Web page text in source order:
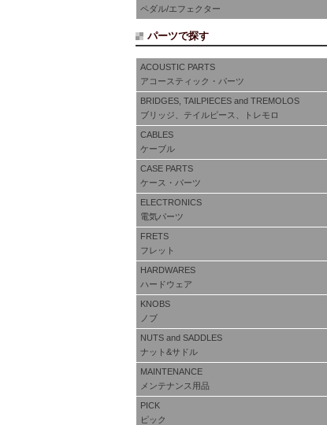
ペダル/エフェクター
パーツで探す
ACOUSTIC PARTS
アコースティック・パーツ
BRIDGES, TAILPIECES and TREMOLOS
ブリッジ、テイルピース、トレモロ
CABLES
ケーブル
CASE PARTS
ケース・パーツ
ELECTRONICS
電気パーツ
FRETS
フレット
HARDWARES
ハードウェア
KNOBS
ノブ
NUTS and SADDLES
ナット&サドル
MAINTENANCE
メンテナンス用品
PICK
ピック